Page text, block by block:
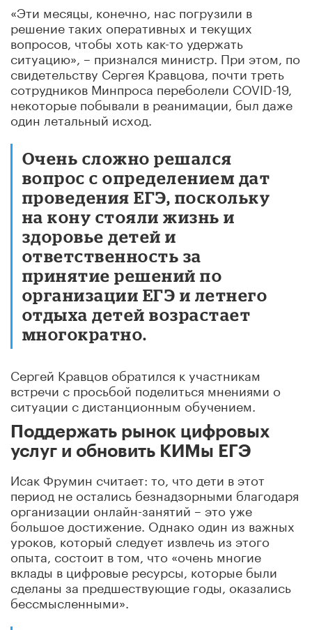
«Эти месяцы, конечно, нас погрузили в
решение таких оперативных и текущих
вопросов, чтобы хоть как-то удержать
ситуацию», – признался министр. При этом, по
свидетельству Сергея Кравцова, почти треть
сотрудников Минпроса переболели COVID-19,
некоторые побывали в реанимации, был даже
один летальный исход.
Очень сложно решался
вопрос с определением дат
проведения ЕГЭ, поскольку
на кону стояли жизнь и
здоровье детей и
ответственность за
принятие решений по
организации ЕГЭ и летнего
отдыха детей возрастает
многократно.
Сергей Кравцов обратился к участникам
встречи с просьбой поделиться мнениями о
ситуации с дистанционным обучением.
Поддержать рынок цифровых
услуг и обновить КИМы ЕГЭ
Исак Фрумин считает: то, что дети в этот
период не остались безнадзорными благодаря
организации онлайн-занятий – это уже
большое достижение. Однако один из важных
уроков, который следует извлечь из этого
опыта, состоит в том, что «очень многие
вклады в цифровые ресурсы, которые были
сделаны за предшествующие годы, оказались
бессмысленными».